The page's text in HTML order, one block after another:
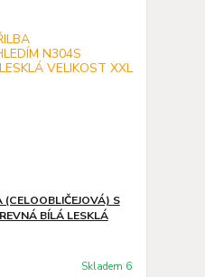
S
BÍLÁ LESKLÁ
Skladem 6